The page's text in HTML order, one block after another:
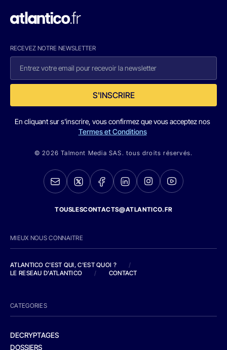
RECEVEZ NOTRE NEWSLETTER
S'INSCRIRE
En cliquant sur s'inscrire, vous confirmez que vous acceptez nos
Termes et Conditions
© 2026 Talmont Media SAS. tous droits réservés.
TOUSLESCONTACTS@ATLANTICO.FR
MIEUX NOUS CONNAITRE
ATLANTICO C'EST QUI, C'EST QUOI ?
/
LE RESEAU D'ATLANTICO
/ CONTACT
CATEGORIES
DECRYPTAGES
DOSSIERS